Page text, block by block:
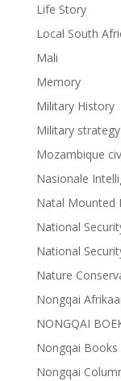
Life Story
Local South
Mali
Memory
Military History
Military strategy
Mozambique
Nasionale
Natal Mounted
National
National
Nature
Nongqai
NONGQAI
Nongqai Books
Nongqai